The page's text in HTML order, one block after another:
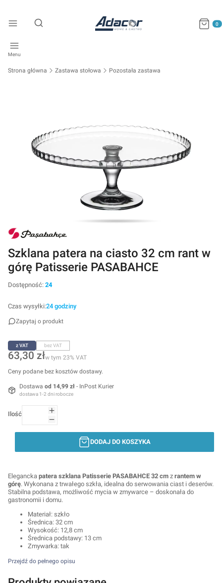
Otwórz wyszukiwarkę
Menu
Strona główna Zastawa stołowa Pozostała zastawa
Szklana patera na ciasto 32 cm rant w
górę Patisserie PASABAHCE
Dostępność: 24
Czas wysyłki:24 godziny
Zapytaj o produkt
z VAT bez VAT
Cena
63,30 złw tym 23% VAT
w tym 23% VAT
Ceny podane bez kosztów dostawy.
Dostawa od 14,99 zł - InPost Kurier
dostawa 1-2 dni robocze
Ilość
DODAJ DO KOSZYKA
Elegancka patera szklana Patisserie PASABAHCE 32 cm z rantem w
górę. Wykonana z trwałego szkła, idealna do serwowania ciast i deserów.
Stabilna podstawa, możliwość mycia w zmywarce – doskonała do
gastronomii i domu.
Materiał: szkło
Średnica: 32 cm
Wysokość: 12,8 cm
Średnica podstawy: 13 cm
Zmywarka: tak
Przejdź do pełnego opisu